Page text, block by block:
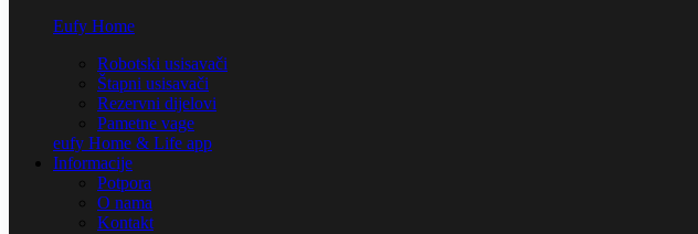
Eufy Home
Robotski usisavači
Štapni usisavači
Rezervni dijelovi
Pametne vage
eufy Home & Life app
Informacije
Potpora
O nama
Kontakt